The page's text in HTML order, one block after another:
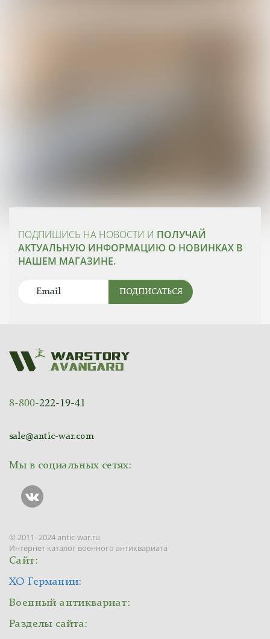
ПОДПИШИСЬ НА НОВОСТИ И ПОЛУЧАЙ
АКТУАЛЬНУЮ ИНФОРМАЦИЮ О НОВИНКАХ В
НАШЕМ МАГАЗИНЕ.
ПОДПИСАТЬСЯ
8-800-222-19-41
sale@antic-war.com
Мы в социальных сетях:
© 2011–2024 antic-war.ru
Интернет каталог военного антиквариата
Сайт:
ХО Германии:
Военный антиквариат:
Разделы сайта: